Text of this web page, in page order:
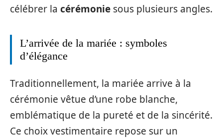
célébrer la cérémonie sous plusieurs angles.
L’arrivée de la mariée : symboles
d’élégance
Traditionnellement, la mariée arrive à la
cérémonie vêtue d’une robe blanche,
emblématique de la pureté et de la sincérité.
Ce choix vestimentaire repose sur un